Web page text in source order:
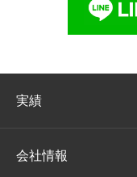
実績
会社情報